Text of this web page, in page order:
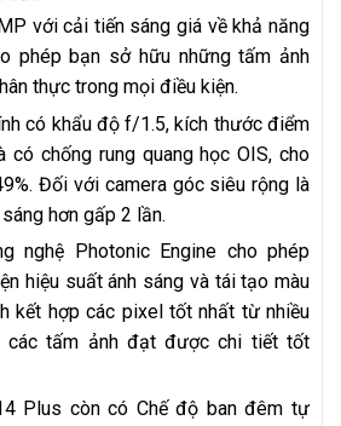
với cải tiến sáng giá về khả năng
phép bạn sở hữu những tấm ảnh
thực trong mọi điều kiện.
có khẩu độ f/1.5, kích thước điểm
có chống rung quang học OIS, cho
Đối với camera góc siêu rộng là
hơn gấp 2 lần.
nghệ Photonic Engine cho phép
hiệu suất ánh sáng và tái tạo màu
kết hợp các pixel tốt nhất từ nhiều
các tấm ảnh đạt được chi tiết tốt
Plus còn có Chế độ ban đêm tự